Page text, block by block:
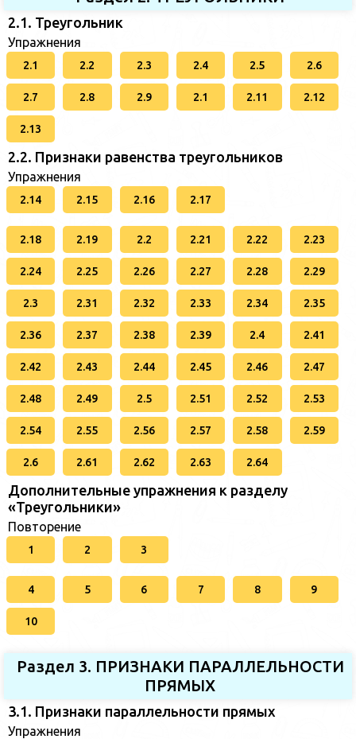
2.1. Треугольник
Упражнения
2.1 2.2 2.3 2.4 2.5 2.6
2.7 2.8 2.9 2.1 2.11 2.12
2.13
2.2. Признаки равенства треугольников
Упражнения
2.14 2.15 2.16 2.17
2.18 2.19 2.2 2.21 2.22 2.23
2.24 2.25 2.26 2.27 2.28 2.29
2.3 2.31 2.32 2.33 2.34 2.35
2.36 2.37 2.38 2.39 2.4 2.41
2.42 2.43 2.44 2.45 2.46 2.47
2.48 2.49 2.5 2.51 2.52 2.53
2.54 2.55 2.56 2.57 2.58 2.59
2.6 2.61 2.62 2.63 2.64
Дополнительные упражнения к разделу
«Треугольники»
Повторение
1 2 3
4 5 6 7 8 9
10
Раздел 3. ПРИЗНАКИ ПАРАЛЛЕЛЬНОСТИ
ПРЯМЫХ
3.1. Признаки параллельности прямых
Упражнения